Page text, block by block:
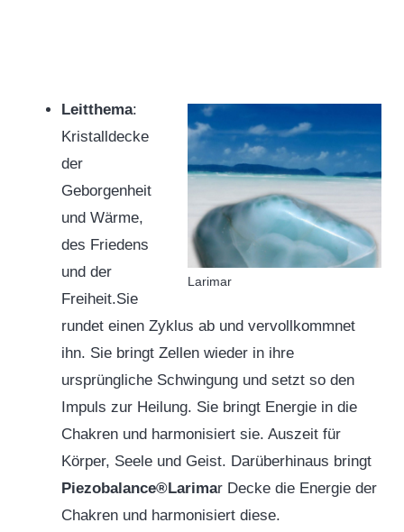
Larimar
Leitthema:
Kristalldecke
der
Geborgenheit
und Wärme,
des Friedens
und der
Freiheit.Sie
rundet einen Zyklus ab und vervollkommnet
ihn. Sie bringt Zellen wieder in ihre
ursprüngliche Schwingung und setzt so den
Impuls zur Heilung. Sie bringt Energie in die
Chakren und harmonisiert sie. Auszeit für
Körper, Seele und Geist. Darüberhinaus bringt
Piezobalance®Larimar Decke die Energie der
Chakren und harmonisiert diese.